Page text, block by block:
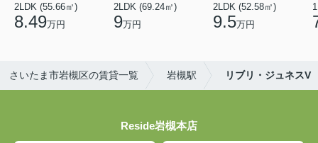
2LDK (55.66㎡)
8.49万円
2LDK (69.24㎡)
9万円
2LDK (52.58㎡)
9.5万円
さいたま市岩槻区の賃貸一覧 岩槻駅 リブリ・ジュネスV
Reside岩槻本店